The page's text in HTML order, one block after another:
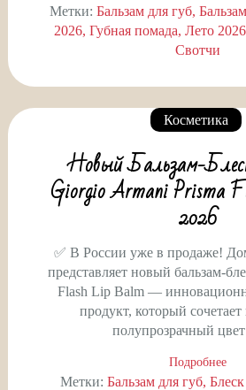
Метки: Бальзам для губ
2026 Губная помада Лето 2026
Свотчи
Косметика
Новый Бальзам-
Giorgio Armani Prisma
2026
✅ В России уже в продаже!
представляет новый бальзам-
Flash Lip Balm —
продукт, который сочетает
полупрозрачный
Подробнее
Метки:Бальзам для губ